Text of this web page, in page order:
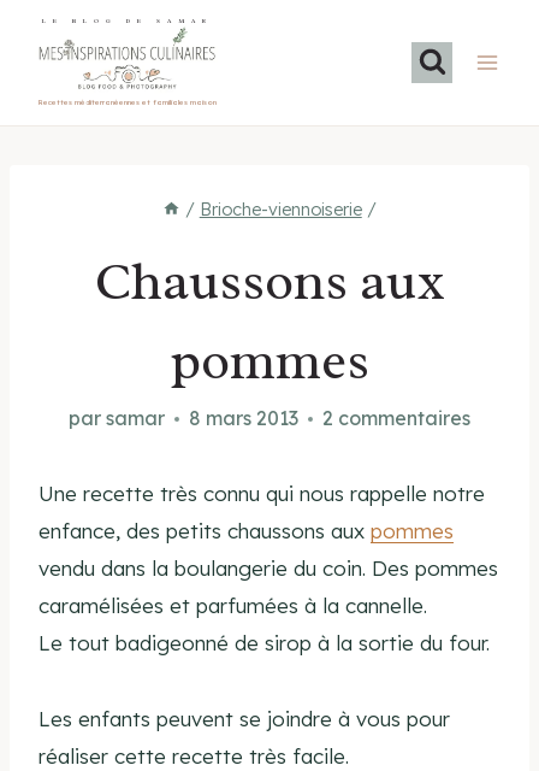
LE BLOG DE SAMAR
Recettes méditerranéennes et familiales maison
/ Brioche-viennoiserie /
Chaussons aux
pommes
par samar 8 mars 2013 2 commentaires
Une recette très connu qui nous rappelle notre
enfance, des petits chaussons aux pommes
vendu dans la boulangerie du coin. Des pommes
caramélisées et parfumées à la cannelle.
Le tout badigeonné de sirop à la sortie du four.
Les enfants peuvent se joindre à vous pour
réaliser cette recette très facile.